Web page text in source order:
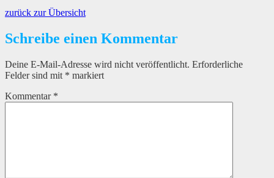
zurück zur Übersicht
Schreibe einen Kommentar
Deine E-Mail-Adresse wird nicht veröffentlicht. Erforderliche
Felder sind mit * markiert
Kommentar *